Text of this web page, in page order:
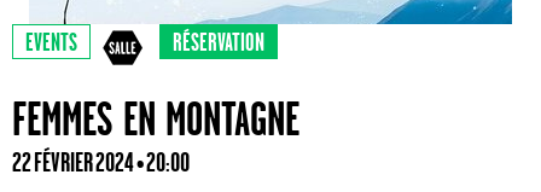
EVENTS RÉSERVATION
FEMMES EN MONTAGNE
22 FÉVRIER 2024 • 20:00